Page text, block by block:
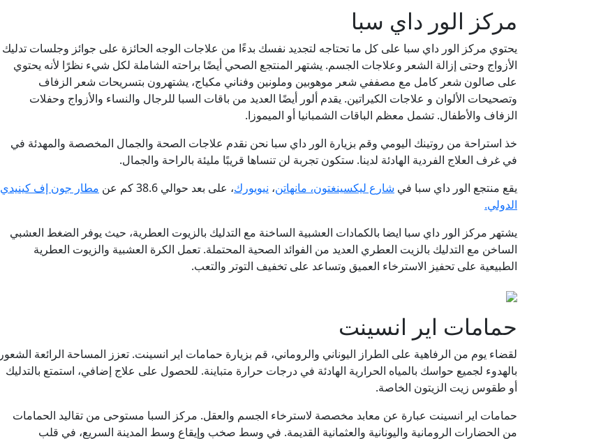
مركز الور داي سبا
يحتوي مركز الور داي سبا على كل ما تحتاجه لتجديد نفسك بدءًا من علاجات الوجه الحائزة على جوائز وجلسات تدليك
الأزواج وحتى إزالة الشعر وعلاجات الجسم. يشتهر المنتجع الصحي أيضًا براحته الشاملة لكل شيء نظرًا لأنه يحتوي
على صالون شعر كامل مع مصففي شعر موهوبين وملونين وفناني مكياج، يشتهرون بتسريحات شعر الزفاف
وتصحيحات الألوان و علاجات الكيراتين. يقدم ألور أيضًا العديد من باقات السبا للرجال والنساء والأزواج وحفلات
الزفاف والأطفال. تشمل معظم الباقات الشمبانيا أو الميموزا.
خذ استراحة من روتينك اليومي وقم بزيارة الور داي سبا نحن نقدم علاجات الصحة والجمال المخصصة والمهدئة في
في غرف العلاج الفردية الهادئة لدينا. ستكون تجربة لن تنساها قريبًا مليئة بالراحة والجمال.
يقع منتجع الور داي سبا في شارع ليكسينغتون، مانهاتن، نيويورك، على بعد حوالي 38.6 كم عن
مطار جون إف كينيدي
الدولي.
يشتهر مركز الور داي سبا ايضا بالكمادات العشبية الساخنة مع التدليك بالزيوت العطرية، حيث يوفر الضغط العشبي
الساخن مع التدليك بالزيت العطري العديد من الفوائد الصحية المحتملة. تعمل الكرة العشبية والزيوت العطرية
الطبيعية على تحفيز الاسترخاء العميق وتساعد على تخفيف التوتر والتعب.
حمامات اير انسينت
لقضاء يوم من الرفاهية على الطراز اليوناني والروماني، قم بزيارة حمامات اير انسينت. تعزز المساحة الرائعة الشعور
بالهدوء لجميع حواسك بالمياه الحرارية الهادئة في درجات حرارة متباينة. للحصول على علاج إضافي، استمتع بالتدليك
أو طقوس زيت الزيتون الخاصة.
حمامات اير انسينت عبارة عن معابد مخصصة لاسترخاء الجسم والعقل. مركز السبا مستوحى من تقاليد الحمامات
من الحضارات الرومانية واليونانية والعثمانية القديمة. في وسط صخب وإيقاع وسط المدينة السريع، في قلب